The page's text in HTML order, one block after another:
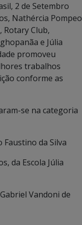
2 de Setembro
Nathércia Pompeo
Rotary Club,
e Júlia
promoveu
trabalhos
conforme as
se na categoria
Faustino da Silva
da Escola Júlia
Vandoni de